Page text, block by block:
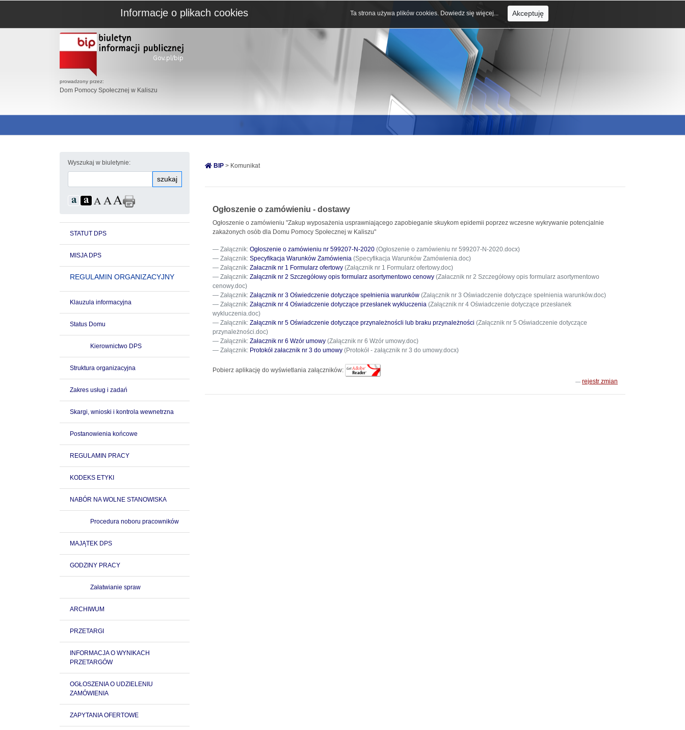
prowadzony przez:
Dom Pomocy Społecznej w Kaliszu
Wyszukaj w biuletynie:
szukaj
STATUT DPS
MISJA DPS
REGULAMIN ORGANIZACYJNY
Klauzula informacyjna
Status Domu
Kierownictwo DPS
Struktura organizacyjna
Zakres usług i zadań
Skargi, wnioski i kontrola wewnetrzna
Postanowienia końcowe
REGULAMIN PRACY
KODEKS ETYKI
NABÓR NA WOLNE STANOWISKA
Procedura noboru pracowników
MAJĄTEK DPS
GODZINY PRACY
Załatwianie spraw
ARCHIWUM
PRZETARGI
INFORMACJA O WYNIKACH
PRZETARGÓW
OGŁOSZENIA O UDZIELENIU
ZAMÓWIENIA
ZAPYTANIA OFERTOWE
BIP > Komunikat
Ogłoszenie o zamówieniu - dostawy
Ogłoszenie o zamówieniu "Zakup wyposażenia usprawniającego zapobieganie skuykom epidemii poprzez wczesne wykrywanie potencjalnie
zakażonych osób dla Domu Pomocy Społecznej w Kaliszu"
Załącznik: Ogłoszenie o zamówieniu nr 599207-N-2020 (Ogłoszenie o zamówieniu nr 599207-N-2020.docx)
Załącznik: Specyfikacja Warunków Zamówienia (Specyfikacja Warunków Zamówienia.doc)
Załącznik: Załacznik nr 1 Formularz ofertowy (Załącznik nr 1 Formularz ofertowy.doc)
Załącznik: Załącznik nr 2 Szczegółowy opis formularz asortymentowo cenowy (Załacznik nr 2 Szczegółowy opis formularz asortymentowo
cenowy.doc)
Załącznik: Załącznik nr 3 Oświedczenie dotyczące spełnienia warunków (Załącznik nr 3 Oświadczenie dotyczące spełnienia warunków.doc)
Załącznik: Załącznik nr 4 Oświadczenie dotyczące przesłanek wykluczenia (Załącznik nr 4 Oświadczenie dotyczące przesłanek
wykluczenia.doc)
Załącznik: Załącznik nr 5 Oświadczenie dotyczące przynależnoścli lub braku przynależności (Załącznik nr 5 Oświadczenie dotyczące
przynależności.doc)
Załącznik: Załacznik nr 6 Wzór umowy (Załącznik nr 6 Wzór umowy.doc)
Załącznik: Protokół załacznik nr 3 do umowy (Protokół - załącznik nr 3 do umowy.docx)
Pobierz aplikację do wyświetlania załączników:
rejestr zmian
Informacje o plikach cookies Ta strona używa plików cookies. Dowiedz się więcej... Akceptuję